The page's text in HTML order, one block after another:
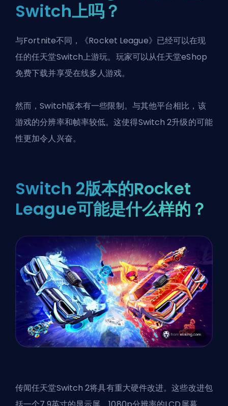
Switch上吗？
与Fortnite不同，《Rocket League》已经可以在现
任的任天堂Switch上游玩。玩家可以从任天堂eShop
免费下载并享受在线多人游戏。
然而，Switch版本有一些限制。与其他平台相比，该
游戏的分辨率和帧率较低。这使得Switch 2升级的可能
性更加令人兴奋。
Switch 2版本的Rocket
League可能是什么样的？
传闻任天堂Switch 2将具有重大硬件改进。这些改进包